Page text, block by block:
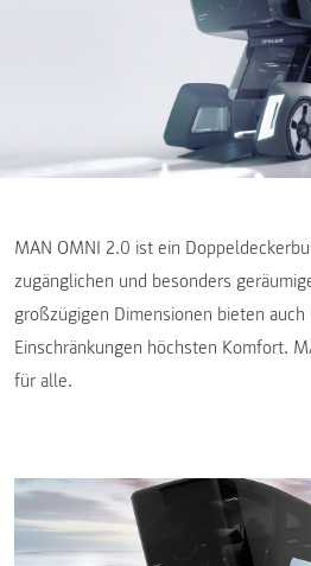
MAN OMNI 2.0 ist ein
zugänglichen und besonders
großzügigen Dimensionen bieten
Einschränkungen höchsten Komfort.
für alle.